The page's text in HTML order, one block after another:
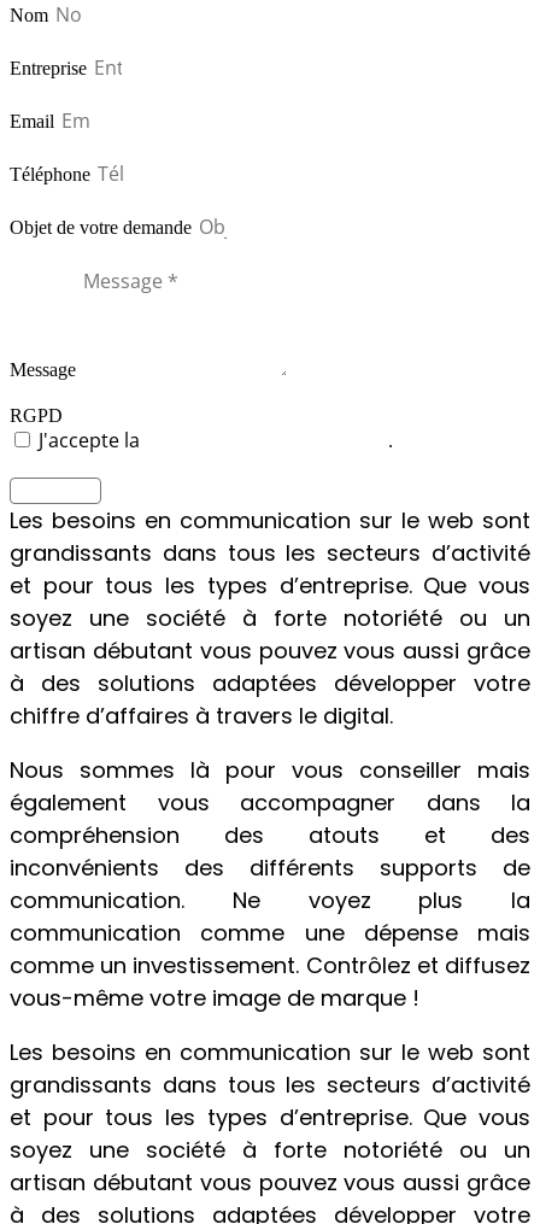
Nom
Entreprise
Email
Téléphone
Objet de votre demande
Message
RGPD
J'accepte la .
Les besoins en communication sur le web sont
grandissants dans tous les secteurs d’activité
et pour tous les types d’entreprise. Que vous
soyez une société à forte notoriété ou un
artisan débutant vous pouvez vous aussi grâce
à des solutions adaptées développer votre
chiffre d’affaires à travers le digital.
Nous sommes là pour vous conseiller mais
également vous accompagner dans la
compréhension des atouts et des
inconvénients des différents supports de
communication. Ne voyez plus la
communication comme une dépense mais
comme un investissement. Contrôlez et diffusez
vous-même votre image de marque !
Les besoins en communication sur le web sont
grandissants dans tous les secteurs d’activité
et pour tous les types d’entreprise. Que vous
soyez une société à forte notoriété ou un
artisan débutant vous pouvez vous aussi grâce
à des solutions adaptées développer votre